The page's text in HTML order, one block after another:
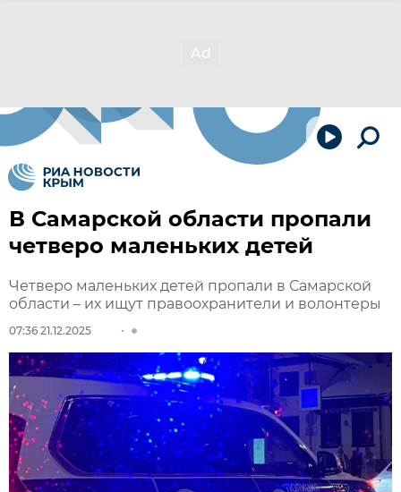
В Самарской области пропали
четверо маленьких детей
Четверо маленьких детей пропали в Самарской
области – их ищут правоохранители и волонтеры
07:36 21.12.2025